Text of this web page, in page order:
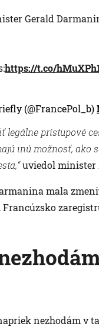
Gerald
https://t.co/
(@FrancePol_b)
legálne prístupové
inú možnosť, ako
uviedol minister
mala
nezhodám v